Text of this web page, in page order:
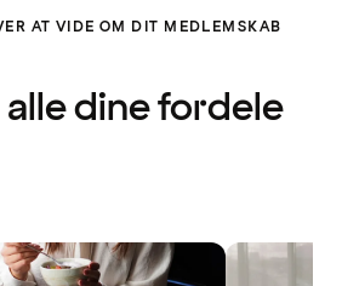
AT VIDE OM DIT MEDLEMSKAB
dine fordele